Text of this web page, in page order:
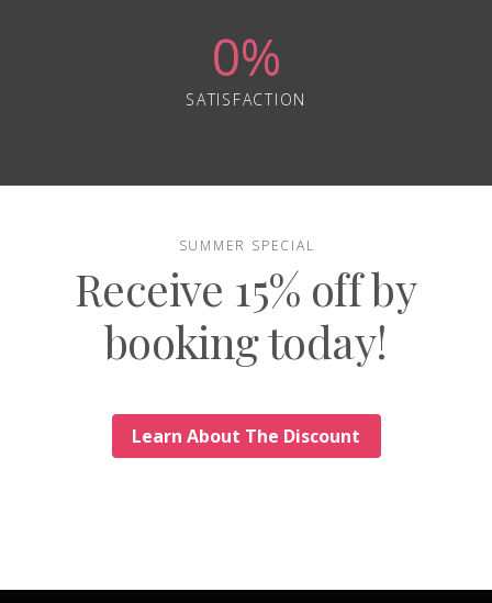
0%
SATISFACTION
SUMMER SPECIAL
Receive 15% off by
booking today!
Learn About The Discount